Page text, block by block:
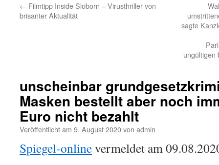
← Filmtipp Inside Sloborn – Virusthriller von
brisanter Aktualität
sagte
ungültigen
unscheinbar
Masken bestellt aber noch
Euro nicht bezahlt
Veröffentlicht am 9. August 2020von admin
Spiegel-onlinevermeldet am